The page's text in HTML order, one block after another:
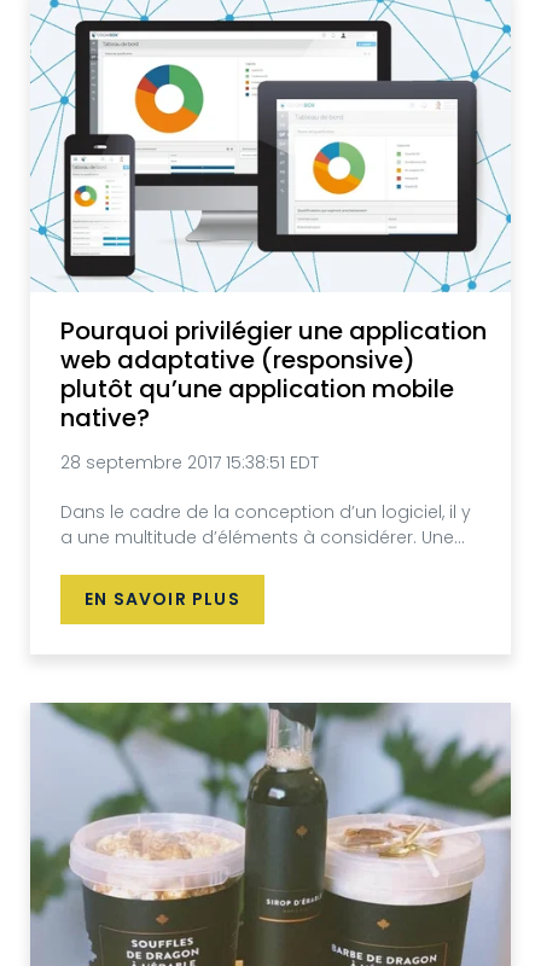
Pourquoi privilégier une application
web adaptative (responsive)
plutôt qu’une application mobile
native?
28 septembre 2017 15:38:51 EDT
Dans le cadre de la conception d’un logiciel, il y
a une multitude d’éléments à considérer. Une...
EN SAVOIR PLUS